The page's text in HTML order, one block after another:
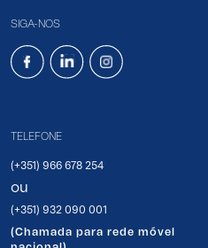
SIGA-NOS
TELEFONE
(+351) 966 678 254
ou
(+351) 932 090 001
(Chamada para rede móvel